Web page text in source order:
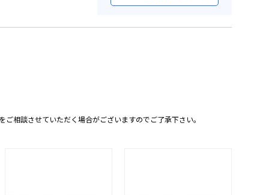
相談させていただく場合がございますのでご了承下さい。